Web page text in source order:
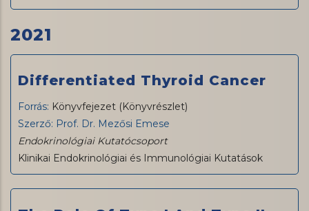
2021
Differentiated Thyroid Cancer
Forrás: Könyvfejezet (Könyvrészlet)
Szerző: Prof. Dr. Mezősi Emese
Endokrinológiai Kutatócsoport
Klinikai Endokrinológiai és Immunológiai Kutatások